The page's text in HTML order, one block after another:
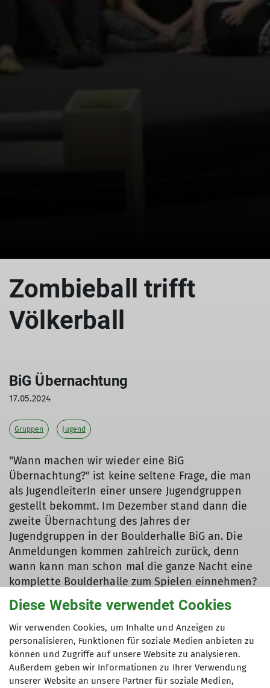
Zombieball trifft
Völkerball
BiG Übernachtung
17.05.2024
Gruppen Jugend
"Wann machen wir wieder eine BiG
Übernachtung?" ist keine seltene Frage, die man
als JugendleiterIn einer unsere Jugendgruppen
gestellt bekommt. Im Dezember stand dann die
zweite Übernachtung des Jahres der
Jugendgruppen in der Boulderhalle BiG an. Die
Anmeldungen kommen zahlreich zurück, denn
wann kann man schon mal die ganze Nacht eine
komplette Boulderhalle zum Spielen einnehmen?
Spielen heißt dieses Mal vor allem: Zombieball
trifft Völkerball. Stundenlang spielen wir - Kinder,
Jugendliche und JugendleiterInnen - ein ad hoc
ausgedachten Spiel, dass einer Mischung aus
Diese Website verwendet Cookies
Wir verwenden Cookies, um Inhalte und Anzeigen zu
personalisieren, Funktionen für soziale Medien anbieten zu
können und Zugriffe auf unsere Website zu analysieren.
Außerdem geben wir Informationen zu Ihrer Verwendung
unserer Website an unsere Partner für soziale Medien,